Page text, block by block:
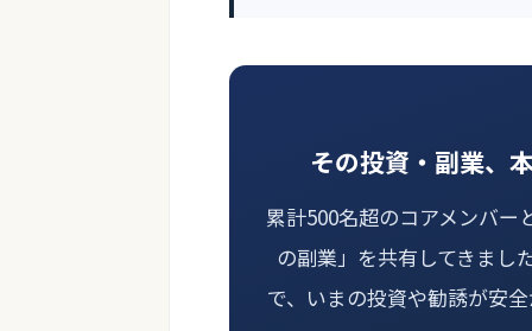
その投資・副業、
累計500名超のコアメンバー
の副業」を共有してきまし
で、いまの投資や勧誘が安